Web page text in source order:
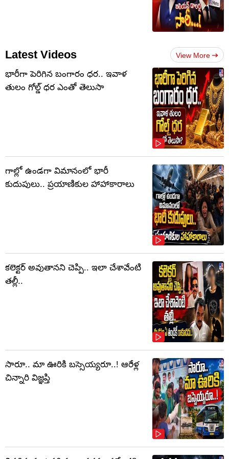
Latest Videos View More
భారీగా పెరిగిన బంగారం ధర.. ఇవాళ
తులం గోల్డ్‌ ధర ఎంతో తెలుసా
గాల్లో ఉండగా విమానంలో భారీ
కుదుపులు.. ప్రయాణికుల హాహాకారాలు
కలెక్టర్‌ అవుతానని చెప్పి.. ఇలా చేశావేంటి
తల్లీ..
సారూ.. మా ఊరికి బస్సెయ్యరూ..! ఆరేళ్ల
చిన్నారి విజ్ఞప్తి